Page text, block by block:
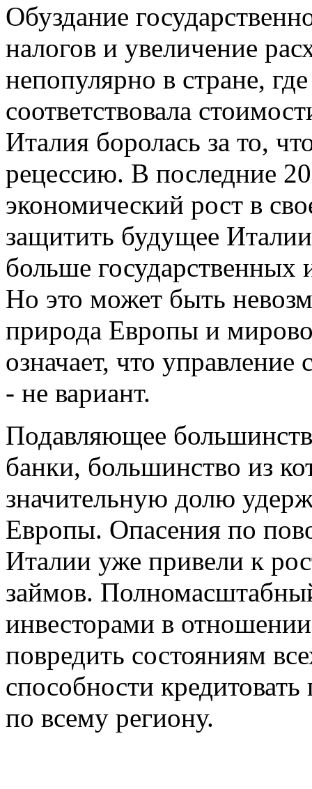
Обуздание
налогов и увеличение
непопулярно в стране,
соответствовала
Италия боролась за то,
рецессию. В последние
экономический рост в
защитить будущее
больше государственных
Но это может быть
природа Европы и
означает, что
- не вариант.
Подавляющее
банки, большинство из
значительную долю
Европы. Опасения по
Италии уже привели к
займов.
инвесторами в
повредить состояниям
способности
по всему региону.